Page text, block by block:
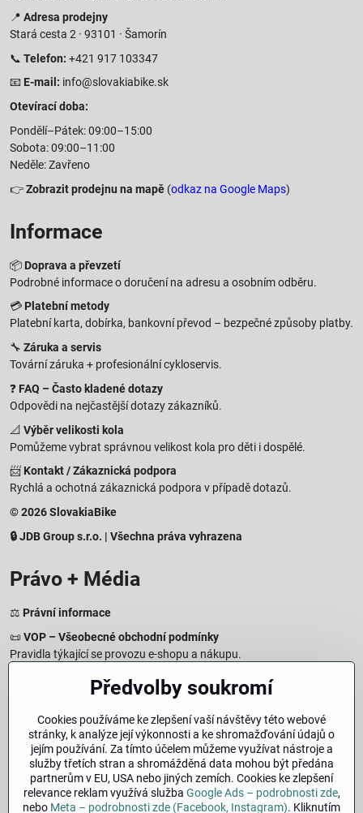
📍 Adresa prodejny
Stará cesta 2 · 93101 · Šamorín
📞 Telefon: +421 917 103347
📧 E-mail: info@slovakiabike.sk
Otevírací doba:
Pondělí–Pátek: 09:00–15:00
Sobota: 09:00–11:00
Neděle: Zavřeno
👉Zobrazit prodejnu na mapě (odkaz na Google Maps)
Informace
📦 Doprava a převzetí
Podrobné informace o doručení na adresu a osobním odběru.
💳 Platební metody
Platební karta, dobírka, bankovní převod – bezpečné způsoby platby.
🔧 Záruka a servis
Tovární záruka + profesionální cykloservis.
❓ FAQ – Často kladené dotazy
Odpovědi na nejčastější dotazy zákazníků.
📐 Výběr velikosti kola
Pomůžeme vybrat správnou velikost kola pro děti i dospělé.
📨 Kontakt / Zákaznická podpora
Rychlá a ochotná zákaznická podpora v případě dotazů.
© 2026 SlovakiaBike
🔒 JDB Group s.r.o. | Všechna práva vyhrazena
Právo + Média
⚖️ Právní informace
📜VOP – Všeobecné obchodní podmínky
Pravidla týkající se provozu e-shopu a nákupu.
Zásady zpracování osobních údajů
Jak chráníme a zpracováváme vaše osobní údaje.
Informace o cookies
Informace o používaných cookies a zpracování údajů na webu.
Právo na odstoupení – 14denní vrácení
Postup a podmínky odstoupení od nákupu.
Impresum
Předvolby soukromí
Cookies používáme ke zlepšení vaší návštěvy této webové
stránky, k analýze její výkonnosti a ke shromažďování údajů o
jejím používání. Za tímto účelem můžeme využívat nástroje a
služby třetích stran a shromážděná data mohou být předána
partnerům v EU, USA nebo jiných zemích. Cookies ke zlepšení
relevance reklam využívá služba Google Ads – podrobnosti zde,
nebo Meta – podrobnosti zde (Facebook, Instagram). Kliknutím